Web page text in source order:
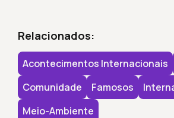
Relacionados:
Acontecimentos Internacionais
Comunidade
Famosos
Meio-Ambiente